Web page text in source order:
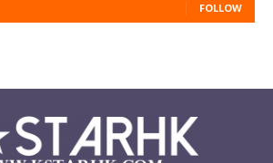
FOLLOW